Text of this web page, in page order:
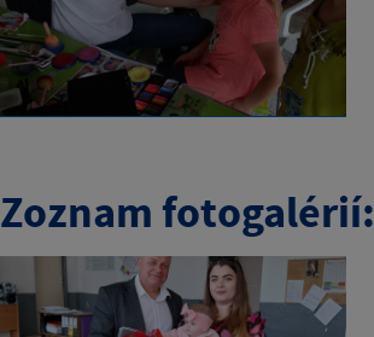
Zoznam fotogalérií: